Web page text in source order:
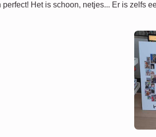
Het is schoon, netjes... Er is zelfs